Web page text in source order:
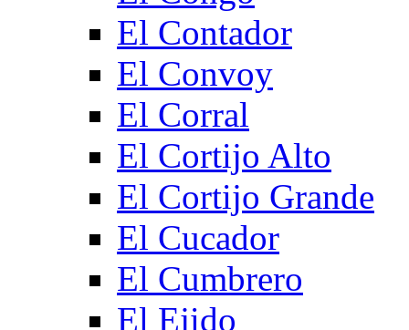
El Contador
El Convoy
El Corral
El Cortijo Alto
El Cortijo Grande
El Cucador
El Cumbrero
El Ejido